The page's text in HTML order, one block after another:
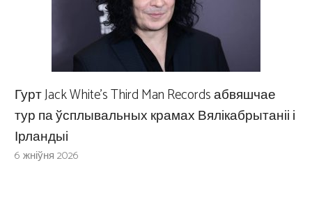
Гурт Jack White’s Third Man Records абвяшчае
тур па ўсплывальных крамах Вялікабрытаніі і
Ірландыі
6 жніўня 2026